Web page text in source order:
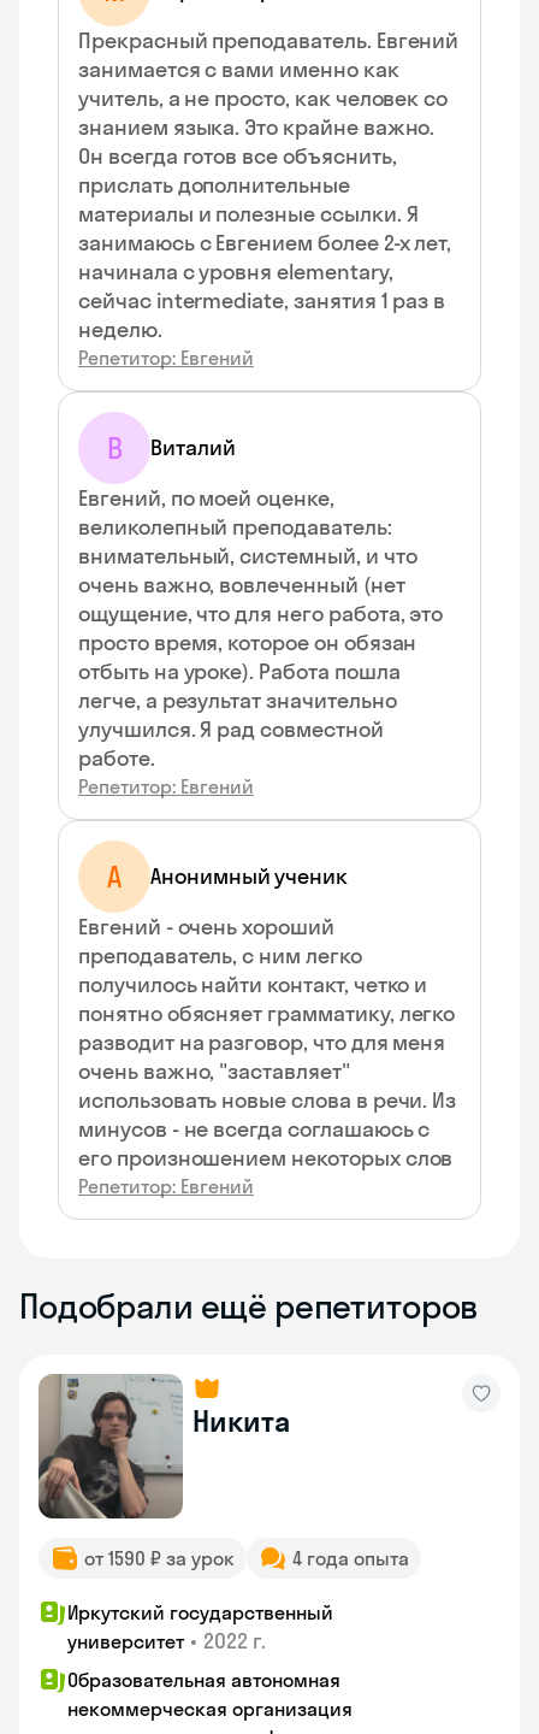
Прекрасный преподаватель. Евгений
занимается с вами именно как
учитель, а не просто, как человек со
знанием языка. Это крайне важно.
Он всегда готов все объяснить,
прислать дополнительные
материалы и полезные ссылки. Я
занимаюсь с Евгением более 2-х лет,
начинала с уровня elementary,
сейчас intermediate, занятия 1 раз в
неделю.
Репетитор: Евгений
В
Виталий
Евгений, по моей оценке,
великолепный преподаватель:
внимательный, системный, и что
очень важно, вовлеченный (нет
ощущение, что для него работа, это
просто время, которое он обязан
отбыть на уроке). Работа пошла
легче, а результат значительно
улучшился. Я рад совместной
работе.
Репетитор: Евгений
А
Анонимный ученик
Евгений - очень хороший
преподаватель, с ним легко
получилось найти контакт, четко и
понятно обясняет грамматику, легко
разводит на разговор, что для меня
очень важно, "заставляет"
использовать новые слова в речи. Из
минусов - не всегда соглашаюсь с
его произношением некоторых слов
Репетитор: Евгений
Подобрали ещё репетиторов
Никита
от 1590 ₽ за урок 4 года опыта
Иркутский государственный
университет • 2022 г.
Образовательная автономная
некоммерческая организация